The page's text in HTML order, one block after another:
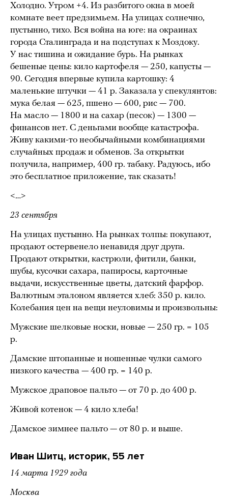
Холодно. Утром +4. Из разбитого окна в моей
комнате веет предзимьем. На улицах солнечно,
пустынно, тихо. Вся война на юге: на окраинах
города Сталинграда и на подступах к Моздоку.
У нас тишина и ожидание бурь. На рынках
бешеные цены: кило картофеля — 250, капусты —
90. Сегодня впервые купила картошку: 4
маленькие штучки — 41 р. Заказала у спекулянтов:
мука белая — 625, пшено — 600, рис — 700.
На масло — 1800 и на сахар (песок) — 1300 —
финансов нет. С деньгами вообще катастрофа.
Живу какими-то необычайными комбинациями
случайных продаж и обменов. За открытки
получила, например, 400 гр. табаку. Радуюсь, ибо
это бесплатное приложение, так сказать!
<…>
23 сентября
На улицах пустынно. На рынках толпы: покупают,
продают остервенело ненавидя друг друга.
Продают открытки, кастрюли, фитили, банки,
шубы, кусочки сахара, папиросы, карточные
выдачи, искусственные цветы, датский фарфор.
Валютным эталоном является хлеб: 350 р. кило.
Колебания цен на вещи неуловимы и произвольны:
Мужские шелковые носки, новые — 250 гр. = 105
р.
Дамские штопанные и ношенные чулки самого
низкого качества — 400 гр. = 140 р.
Мужское драповое пальто — от 70 р. до 400 р.
Живой котенок — 4 кило хлеба!
Дамское зимнее пальто — от 80 р. и выше.
Иван Шитц, историк, 55 лет
14 марта 1929 года
Москва